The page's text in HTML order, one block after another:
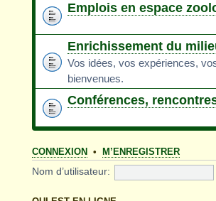
Emplois en espace
Enrichissement du
Vos idées, vos expériences,
bienvenues.
Conférences,
CONNEXION • M’ENREGISTRER
Nom d’utilisateur: